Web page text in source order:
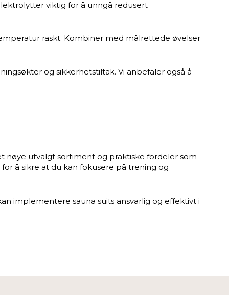
viktig for å unngå redusert
raskt. Kombiner med målrettede øvelser
og sikkerhetstiltak. Vi anbefaler også å
nøye utvalgt sortiment og praktiske fordeler som
for å sikre at du kan fokusere på trening og
implementere sauna suits ansvarlig og effektivt i